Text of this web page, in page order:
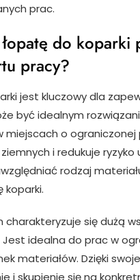
prac.
do koparki
pracy?
jest kluczowy dla
być idealnym
miejscach o
i redukuje
rodzaj
koparki.
charakteryzuje się dużą
idealna do prac w
materiałów. Dzięki
i skupienie się na